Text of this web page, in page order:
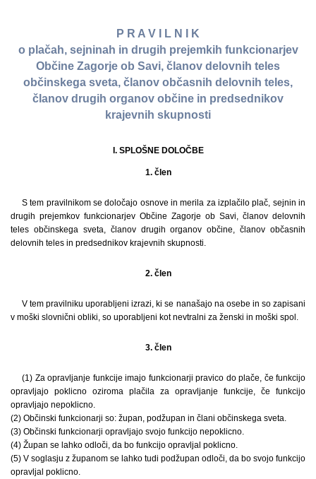
P R A V I L N I K
o plačah, sejninah in drugih prejemkih funkcionarjev
Občine Zagorje ob Savi, članov delovnih teles
občinskega sveta, članov občasnih delovnih teles,
članov drugih organov občine in predsednikov
krajevnih skupnosti
I. SPLOŠNE DOLOČBE
1. člen
S tem pravilnikom se določajo osnove in merila za izplačilo plač, sejnin in
drugih prejemkov funkcionarjev Občine Zagorje ob Savi, članov delovnih
teles občinskega sveta, članov drugih organov občine, članov občasnih
delovnih teles in predsednikov krajevnih skupnosti.
2. člen
V tem pravilniku uporabljeni izrazi, ki se nanašajo na osebe in so zapisani
v moški slovnični obliki, so uporabljeni kot nevtralni za ženski in moški spol.
3. člen
(1) Za opravljanje funkcije imajo funkcionarji pravico do plače, če funkcijo
opravljajo poklicno oziroma plačila za opravljanje funkcije, če funkcijo
opravljajo nepoklicno.
(2) Občinski funkcionarji so: župan, podžupan in člani občinskega sveta.
(3) Občinski funkcionarji opravljajo svojo funkcijo nepoklicno.
(4) Župan se lahko odloči, da bo funkcijo opravljal poklicno.
(5) V soglasju z županom se lahko tudi podžupan odloči, da bo svojo funkcijo
opravljal poklicno.